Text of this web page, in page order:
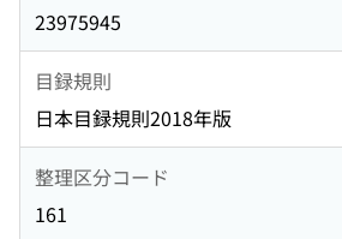
23975945
目録規則
日本目録規則2018年版
整理区分コード
161